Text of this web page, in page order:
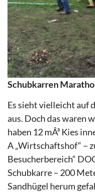
Schubkarren
Es sieht vielleicht auf
aus. Doch das waren
haben 12 mÂ³ Kies
A „Wirtschaftshof“ –
Besucherbereich“
Schubkarre – 200
Sandhügel herum